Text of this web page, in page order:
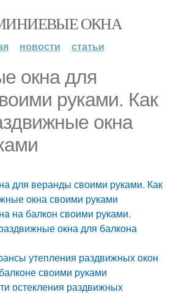
ОКНА
новости статьи
окна для
руками. Как
окна
для веранды своими руками. Как
окна своими руками
на балкон своими руками.
окна для балкона
утепления раздвижных окон
своими руками
остекления раздвижных